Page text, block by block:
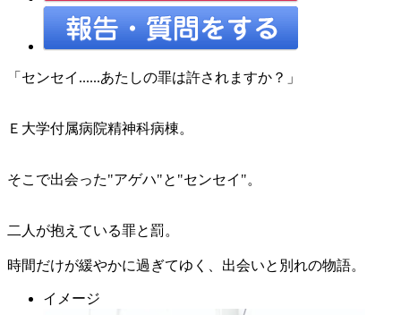
「センセイ......あたしの罪は許されますか？」
Ｅ大学付属病院精神科病棟。
そこで出会った"アゲハ"と"センセイ"。
二人が抱えている罪と罰。
時間だけが緩やかに過ぎてゆく、出会いと別れの物語。
イメージ